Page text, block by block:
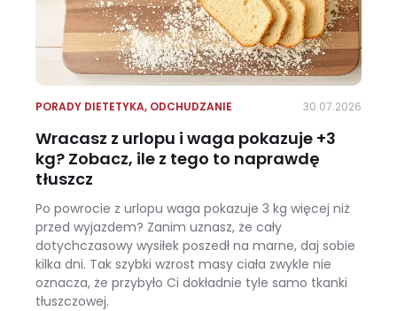
PORADY DIETETYKA, ODCHUDZANIE 30.07.2026
Wracasz z urlopu i waga pokazuje +3
kg? Zobacz, ile z tego to naprawdę
tłuszcz
Po powrocie z urlopu waga pokazuje 3 kg więcej niż
przed wyjazdem? Zanim uznasz, że cały
dotychczasowy wysiłek poszedł na marne, daj sobie
kilka dni. Tak szybki wzrost masy ciała zwykle nie
oznacza, że przybyło Ci dokładnie tyle samo tkanki
tłuszczowej.